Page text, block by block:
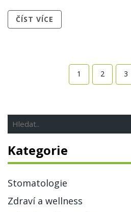
ČÍST VÍCE
1 2 3
Kategorie
Stomatologie
Zdraví a wellness